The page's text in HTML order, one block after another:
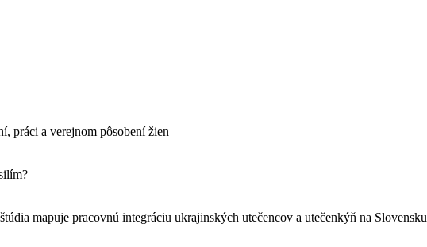
práci a verejnom pôsobení žien
mapuje pracovnú integráciu ukrajinských utečencov a utečenkýň na Slovensku